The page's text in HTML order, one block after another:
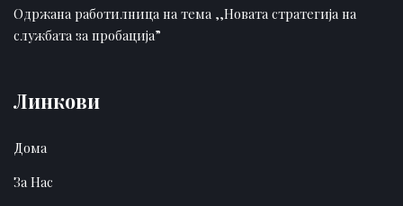
Одржана работилница на тема ,,Новата стратегија на
службата за пробација”
Линкови
Дома
За Нас